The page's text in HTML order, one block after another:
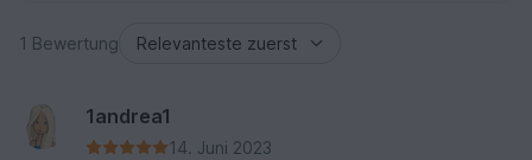
1 Bewertung
1andrea1
14. Juni 2023